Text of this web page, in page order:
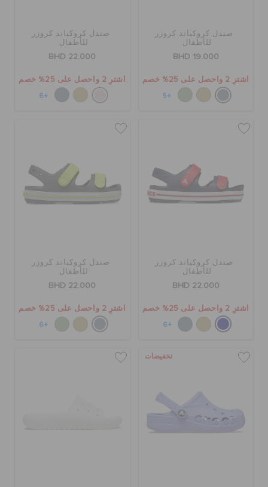
صندل كروكباند كروزر
للأطفال
BHD 19.000
اشترِ 2 واحصل على 25% خصم
+5
صندل كروكباند كروزر
للأطفال
BHD 22.000
اشترِ 2 واحصل على 25% خصم
+6
صندل كروكباند كروزر
للأطفال
BHD 22.000
اشترِ 2 واحصل على 25% خصم
+6
صندل كروكباند كروزر
للأطفال
BHD 22.000
اشترِ 2 واحصل على 25% خصم
+6
تخفيضات